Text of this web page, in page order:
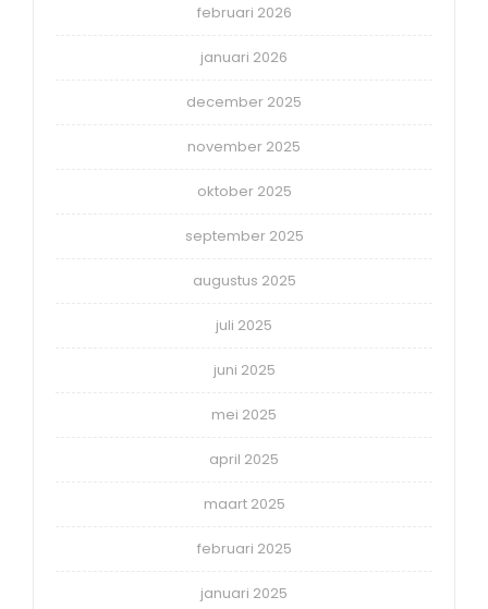
februari 2026
januari 2026
december 2025
november 2025
oktober 2025
september 2025
augustus 2025
juli 2025
juni 2025
mei 2025
april 2025
maart 2025
februari 2025
januari 2025